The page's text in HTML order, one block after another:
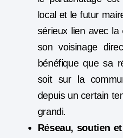
local et le futur
sérieux lien avec
son voisinage
bénéfique que sa
soit sur la
depuis un certain
grandi.
Réseau, soutien